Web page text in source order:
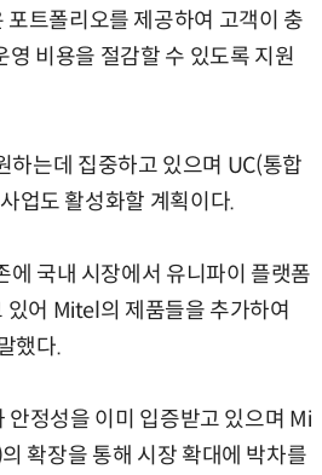
트폴리오를 제공하여 고객이 충
비용을 절감할 수 있도록 지원
하는데 집중하고 있으며 UC(통합
업도 활성화할 계획이다.
에 국내 시장에서 유니파이 플랫폼
어 Mitel의 제품들을 추가하여
했다.
정성을 이미 입증받고 있으며 Mi
확장을 통해 시장 확대에 박차를